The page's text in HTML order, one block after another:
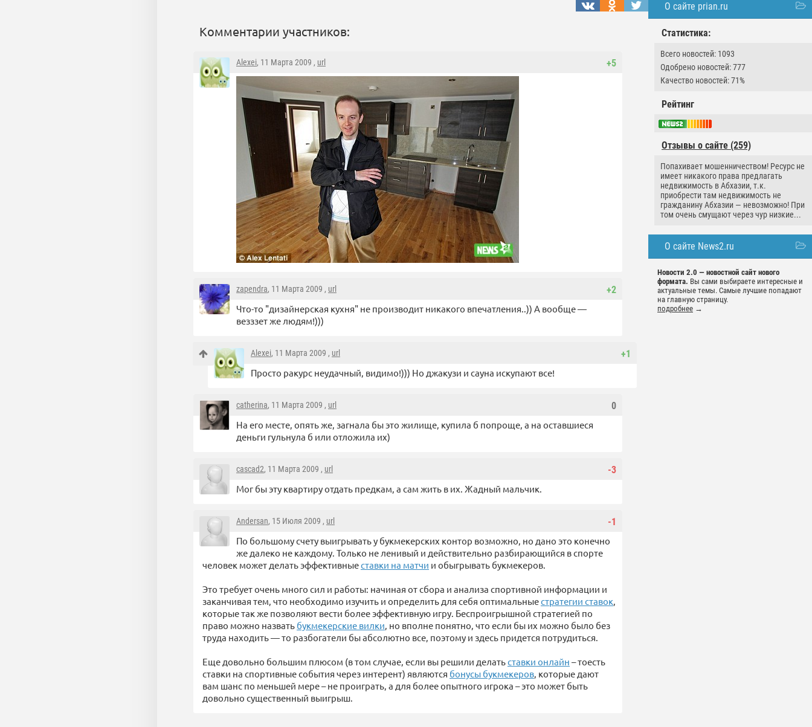
О сайте prian.ru
Статистика:
Всего новостей: 1093
Одобрено новостей: 777
Качество новостей: 71%
Рейтинг
Отзывы о сайте (259)
Попахивает мошенничеством! Ресурс не
имеет никакого права предлагать
недвижимость в Абхазии, т.к.
приобрести там недвижимость не
гражданину Абхазии — невозможно! При
том очень смущают через чур низкие...
О сайте News2.ru
Новости 2.0 — новостной сайт нового
формата. Вы сами выбираете интересные и
актуальные темы. Самые лучшие попадают
на главную страницу.
подробнее →
Комментарии участников:
+5
Alexei, 11 Марта 2009 , url
+2
zapendra, 11 Марта 2009 , url
Что-то "дизайнерская кухня" не производит никакого впечатления..)) А вообще —
везззет же людям!)))
+1
Alexei, 11 Марта 2009 , url
Просто ракурс неудачный, видимо!))) Но джакузи и сауна искупают все!
0
catherina, 11 Марта 2009 , url
На его месте, опять же, загнала бы это жилище, купила б попроще, а на оставшиеся
деньги гульнула б или отложила их)
-3
cascad2, 11 Марта 2009 , url
Мог бы эту квартиру отдать предкам, а сам жить в их. Жадный мальчик.
-1
Andersan, 15 Июля 2009 , url
По большому счету выигрывать у букмекерских контор возможно, но дано это конечно
же далеко не каждому. Только не ленивый и действительно разбирающийся в спорте
человек может делать эффективныеставки на матчи и обыгрывать букмекеров.
Это требует очень много сил и работы: начиная от сбора и анализа спортивной информации и
заканчивая тем, что необходимо изучить и определить для себя оптимальныестратегии ставок,
которые так же позволяют вести более эффективную игру. Беспроигрышной стратегией по
право можно назвать букмекерские вилки, но вполне понятно, что если бы их можно было без
труда находить — то разбогатели бы абсолютно все, поэтому и здесь придется потрудиться.
Еще довольно большим плюсом (в том случае, если вы решили делатьставки онлайн – тоесть
ставки на спортивные события через интерент) являются бонусы букмекеров, которые дают
вам шанс по меньшей мере – не проиграть, а для более опытного игрока – это может быть
довольно существенный выигрыш.